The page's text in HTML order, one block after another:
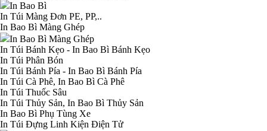
In Bao Bì
In Túi Màng Đơn PE, PP,..
In Bao Bì Màng Ghép
In Bao Bì Màng Ghép
In Túi Bánh Kẹo - In Bao Bì Bánh Kẹo
In Túi Phân Bón
In Túi Bánh Pía - In Bao Bì Bánh Pía
In Túi Cà Phê, In Bao Bì Cà Phê
In Túi Thuốc Sâu
In Túi Thủy Sản, In Bao Bì Thủy Sản
In Bao Bì Phụ Tùng Xe
In Túi Đựng Linh Kiện Điện Tử